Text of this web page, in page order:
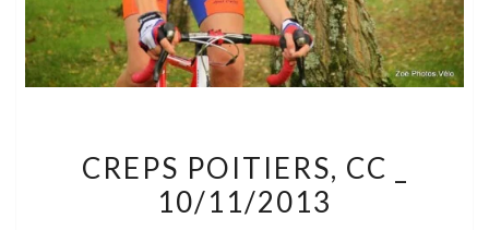
POITIERS,
CC
CREPS POITIERS, CC _
10/11/2013